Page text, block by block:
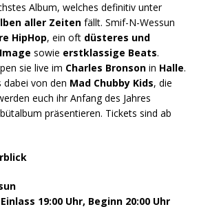
Album, welches definitiv unter
aller Zeiten fällt. Smif-N-Wessun
HipHop, ein oft düsteres und
sowie erstklassige Beats.
sie live im Charles Bronson in Halle.
dabei von den Mad Chubby Kids, die
euch ihr Anfang des Jahres
präsentieren. Tickets sind ab
Einlass 19:00 Uhr, Beginn 20:00 Uhr